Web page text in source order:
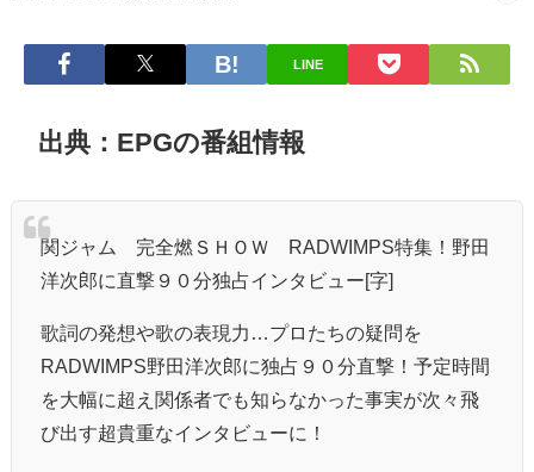
LINE
出典：EPGの番組情報
関ジャム 完全燃ＳＨＯＷ RADWIMPS特集！野田
洋次郎に直撃９０分独占インタビュー[字]
歌詞の発想や歌の表現力…プロたちの疑問を
RADWIMPS野田洋次郎に独占９０分直撃！予定時間
を大幅に超え関係者でも知らなかった事実が次々飛
び出す超貴重なインタビューに！